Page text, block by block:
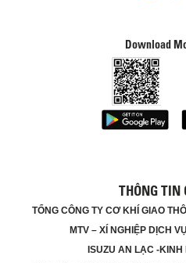
Download
THÔNG TIN
TỔNG CÔNG TY CƠ KHÍ GIAO
MTV – XÍ NGHIỆP DỊCH
ISUZU AN LẠC -